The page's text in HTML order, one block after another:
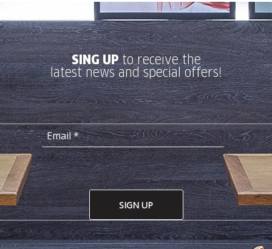
SING UPto receive the
latest news and special offers!
SIGN UP